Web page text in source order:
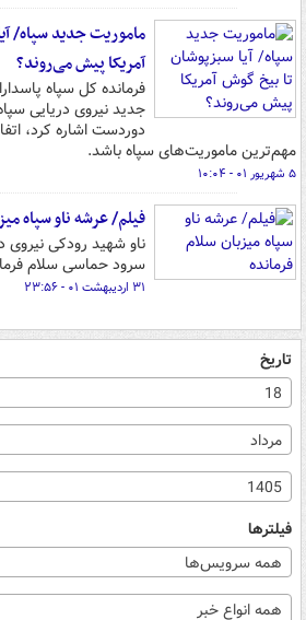
ماموریت جدید سپاه/
آمریکا پیش می‌روند؟
فرمانده کل سپاه
جدید نیروی دریایی
دوردست اشاره کرد،
مهم‌ترین ماموریت‌های سپاه باشد.
۵ شهریور ۰۱ - ۱۰:۰۴
فیلم/ عرشه ناو سپاه
ناو شهید رودکی نیروی
سرود حماسی سلام
۳۱ اردیبهشت ۰۱ - ۲۳:۵۶
تاریخ
18
مرداد
1405
فیلترها
همه سرویس‌ها
همه انواع خبر